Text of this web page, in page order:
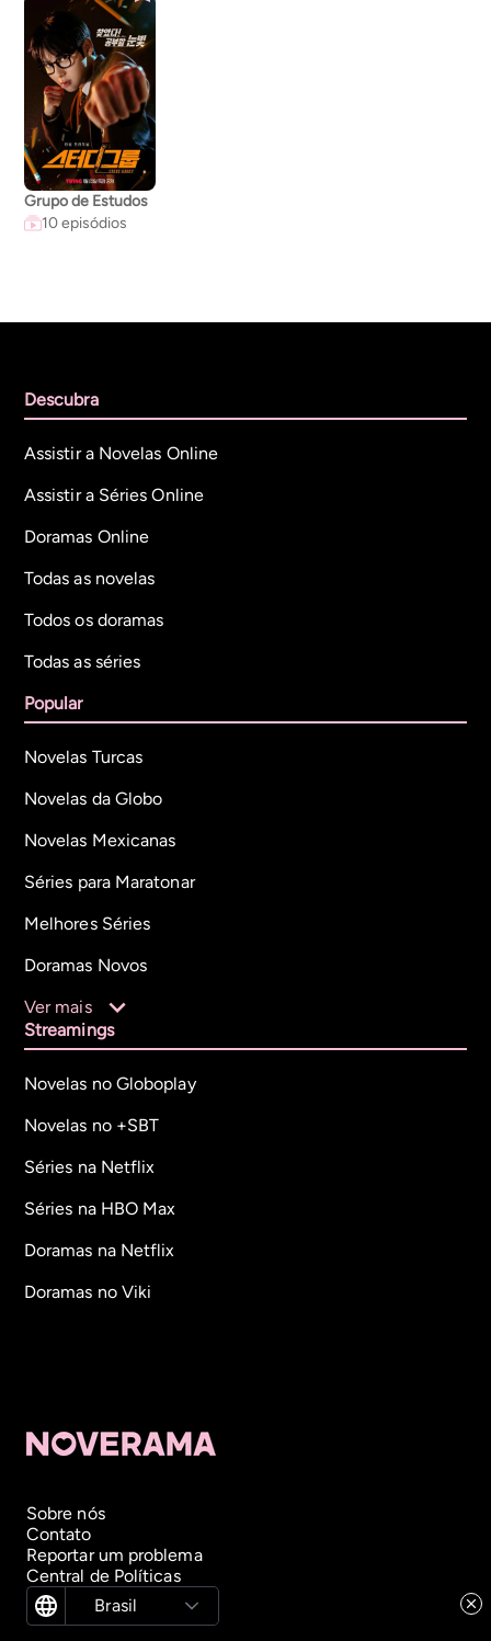
Grupo de Estudos
10 episódios
Descubra
Assistir a Novelas Online
Assistir a Séries Online
Doramas Online
Todas as novelas
Todos os doramas
Todas as séries
Popular
Novelas Turcas
Novelas da Globo
Novelas Mexicanas
Séries para Maratonar
Melhores Séries
Doramas Novos
Ver mais
Streamings
Novelas no Globoplay
Novelas no +SBT
Séries na Netflix
Séries na HBO Max
Doramas na Netflix
Doramas no Viki
Sobre nós
Contato
Reportar um problema
Central de Políticas
Brasil